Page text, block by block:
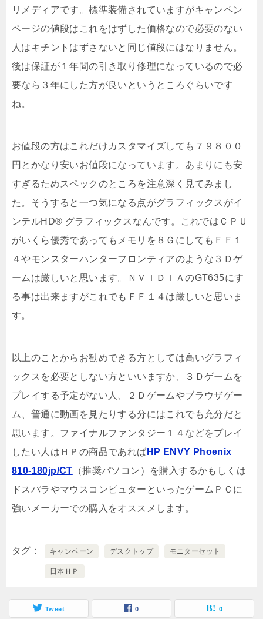
リメディアです。標準装備されていますがキャンペン
ページの値段はこれをはずした価格なので必要のない
人はキチントはずさないと同じ値段にはなりません。
後は保証が１年間の引き取り修理になっているので必
要なら３年にした方が良いというところぐらいです
ね。
お値段の方はこれだけカスタマイズしても７９８００
円とかなり安いお値段になっています。あまりにも安
すぎるためスペックのところを注意深く見てみまし
た。そうすると一つ気になる点がグラフィックスがイ
ンテルHD® グラフィックスなんです。これではＣＰＵ
がいくら優秀であってもメモリを８ＧにしてもＦＦ１
４やモンスターハンターフロンティアのような３Ｄゲ
ームは厳しいと思います。ＮＶＩＤＩＡのGT635にす
る事は出来ますがこれでもＦＦ１４は厳しいと思いま
す。
以上のことからお勧めできる方としては高いグラフィ
ックスを必要としない方といいますか、３Ｄゲームを
プレイする予定がない人、２Ｄゲームやブラウザゲー
ム、普通に動画を見たりする分にはこれでも充分だと
思います。ファイナルファンタジー１４などをプレイ
したい人はＨＰの商品であれば HP ENVY Phoenix
810-180jp/CT （推奨パソコン）を購入するかもしくは
ドスパラやマウスコンピュターといったゲームＰＣに
強いメーカーでの購入をオススメします。
タグ キャンペーン デスクトップ モニターセット
日本ＨＰ
Tweet 0 0